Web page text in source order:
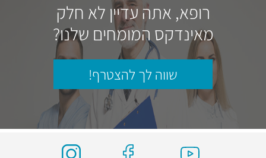
רופא, אתה עדיין לא חלק
מאינדקס המומחים שלנו?
שווה לך להצטרף!